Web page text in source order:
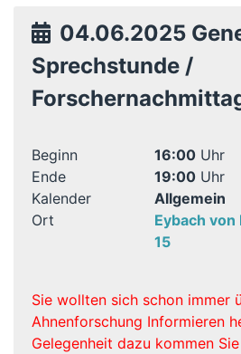
04.06.2025
Sprechstunde /
Beginn 16:00Uhr
Ende
19:00Uhr
Kalender
Allgemein
Ort
Eybach
15
Sie wollten sich schon immer
Ahnenforschung Informieren
Gelegenheit dazu kommen